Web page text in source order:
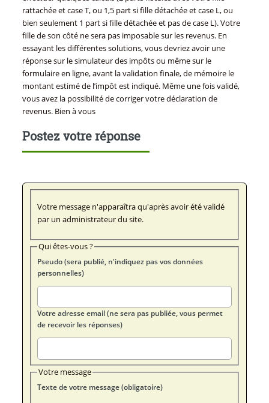
rattachée et case T, ou 1,5 part si fille détachée et case L, ou
bien seulement 1 part si fille détachée et pas de case L). Votre
fille de son côté ne sera pas imposable sur les revenus. En
essayant les différentes solutions, vous devriez avoir une
réponse sur le simulateur des impôts ou même sur le
formulaire en ligne, avant la validation finale, de mémoire le
montant estimé de l’impôt est indiqué. Même une fois validé,
vous avez la possibilité de corriger votre déclaration de
revenus. Bien à vous
Postez votre réponse
Votre message n'apparaîtra qu'après avoir été validé
par un administrateur du site.
Qui êtes-vous ?
Pseudo (sera publié, n'indiquez pas vos données
personnelles)
Votre adresse email (ne sera pas publiée, vous permet
de recevoir les réponses)
Votre message
Texte de votre message (obligatoire)